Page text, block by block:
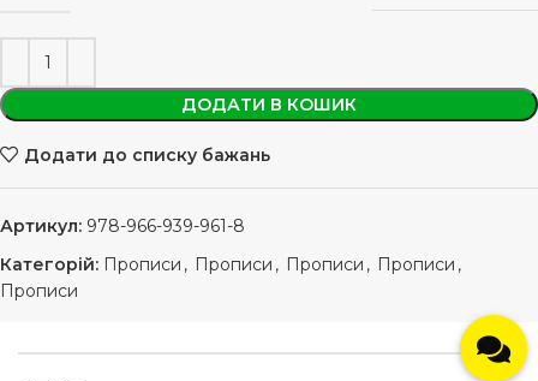
ДОДАТИ В КОШИК
Додати до списку бажань
Артикул: 978-966-939-961-8
Категорій: Прописи , Прописи , Прописи , Прописи ,
Прописи